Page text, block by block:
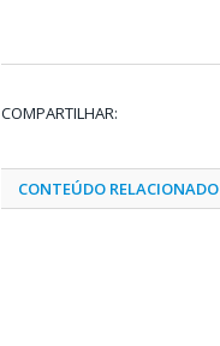
COMPARTILHAR:
CONTEÚDO RELACIONADO